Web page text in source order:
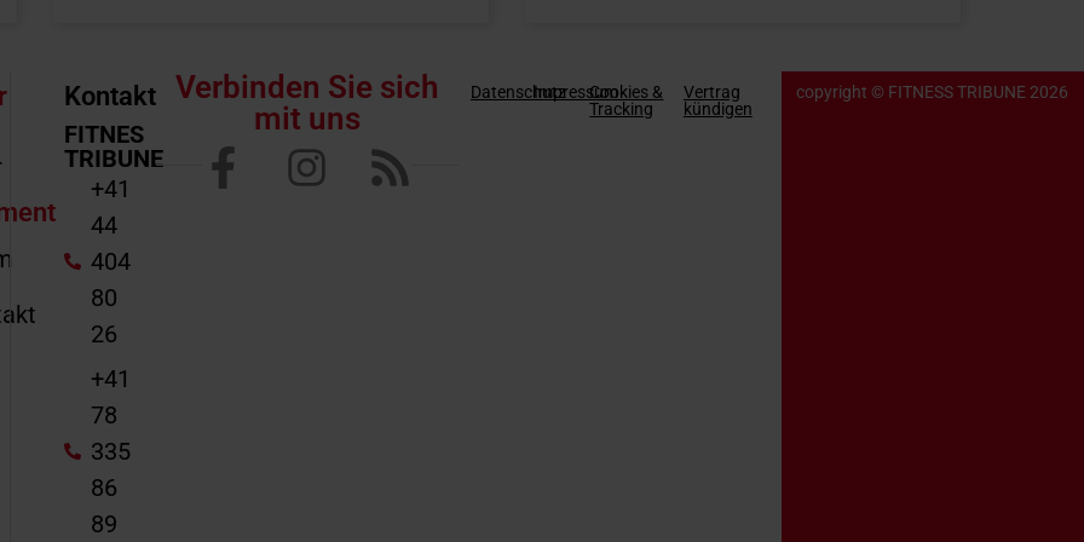
Kontakt
FITNES
TRIBUNE
+41
44
404
80
26
+41
78
335
86
89
Verbinden Sie sich
mit uns
DatenschutzImpressumCookies &
Tracking
Vertrag
kündigen
copyright © FITNESS TRIBUNE 2026